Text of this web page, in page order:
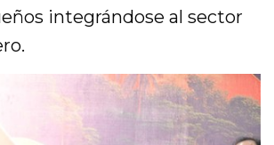
integrándose al sector